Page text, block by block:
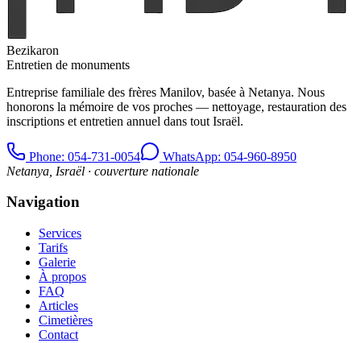
Bezikaron
Entretien de monuments
Entreprise familiale des frères Manilov, basée à Netanya. Nous
honorons la mémoire de vos proches — nettoyage, restauration des
inscriptions et entretien annuel dans tout Israël.
Phone: 054-731-0054
WhatsApp: 054-960-8950
Netanya, Israël · couverture nationale
Navigation
Services
Tarifs
Galerie
À propos
FAQ
Articles
Cimetières
Contact